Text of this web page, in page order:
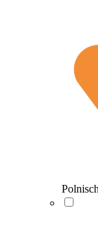
Polnisch